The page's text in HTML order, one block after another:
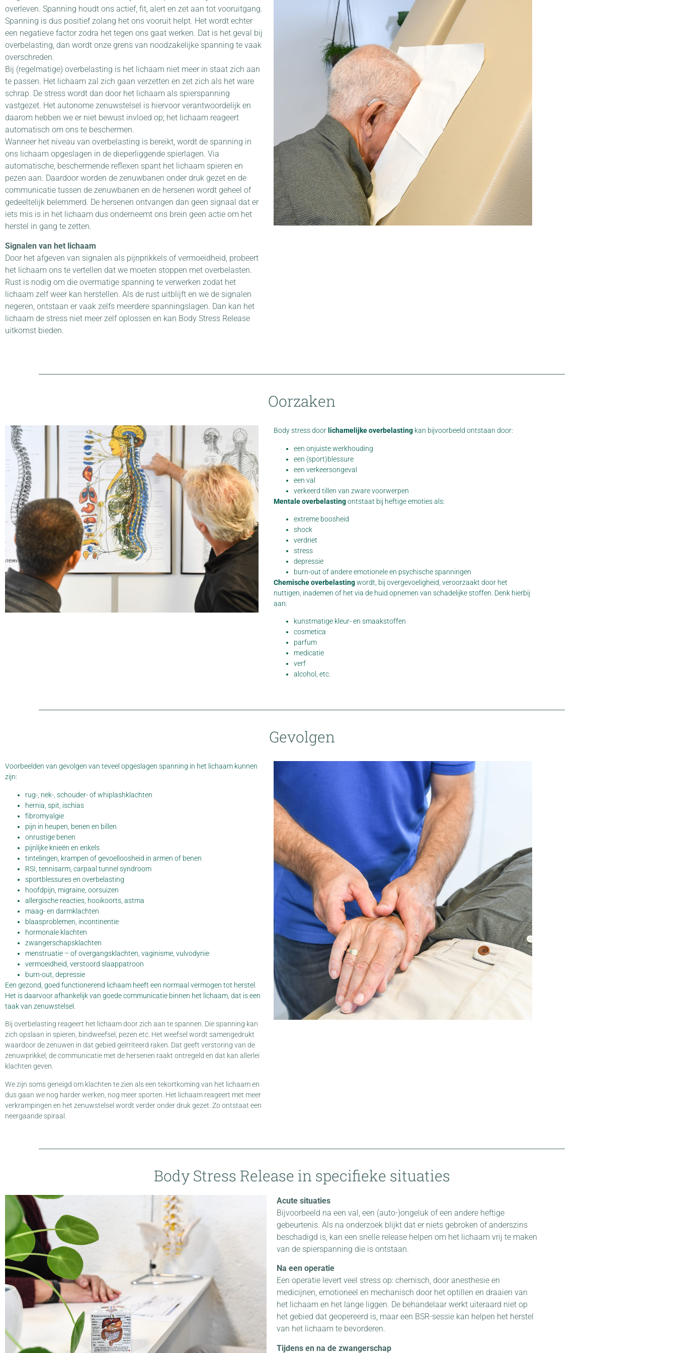
overleven. Spanning houdt ons actief, fit, alert en zet aan tot vooruitgang.
Spanning is dus positief zolang het ons vooruit helpt. Het wordt echter
een negatieve factor zodra het tegen ons gaat werken. Dat is het geval bij
overbelasting, dan wordt onze grens van noodzakelijke spanning te vaak
overschreden.
Bij (regelmatige) overbelasting is het lichaam niet meer in staat zich aan
te passen. Het lichaam zal zich gaan verzetten en zet zich als het ware
schrap. De stress wordt dan door het lichaam als spierspanning
vastgezet. Het autonome zenuwstelsel is hiervoor verantwoordelijk en
daarom hebben we er niet bewust invloed op; het lichaam reageert
automatisch om ons te beschermen.
Wanneer het niveau van overbelasting is bereikt, wordt de spanning in
ons lichaam opgeslagen in de dieperliggende spierlagen. Via
automatische, beschermende reflexen spant het lichaam spieren en
pezen aan. Daardoor worden de zenuwbanen onder druk gezet en de
communicatie tussen de zenuwbanen en de hersenen wordt geheel of
gedeeltelijk belemmerd. De hersenen ontvangen dan geen signaal dat er
iets mis is in het lichaam dus onderneemt ons brein geen actie om het
herstel in gang te zetten.
Signalen van het lichaam
Door het afgeven van signalen als pijnprikkels of vermoeidheid, probeert
het lichaam ons te vertellen dat we moeten stoppen met overbelasten.
Rust is nodig om die overmatige spanning te verwerken zodat het
lichaam zelf weer kan herstellen. Als de rust uitblijft en we de signalen
negeren, ontstaan er vaak zelfs meerdere spanningslagen. Dan kan het
lichaam de stress niet meer zelf oplossen en kan Body Stress Release
uitkomst bieden.
Oorzaken
Body stress door lichamelijke overbelasting kan bijvoorbeeld ontstaan door:
een onjuiste werkhouding
een (sport)blessure
een verkeersongeval
een val
verkeerd tillen van zware voorwerpen
Mentale overbelastingontstaat bij heftige emoties als:
extreme boosheid
shock
verdriet
stress
depressie
burn-out of andere emotionele en psychische spanningen
Chemische overbelastingwordt, bij overgevoeligheid, veroorzaakt door het
nuttigen, inademen of het via de huid opnemen van schadelijke stoffen. Denk hierbij
aan:
kunstmatige kleur- en smaakstoffen
cosmetica
parfum
medicatie
verf
alcohol, etc.
Gevolgen
Voorbeelden van gevolgen van teveel opgeslagen spanning in het lichaam kunnen
zijn:
rug-, nek-, schouder- of whiplashklachten
hernia, spit, ischias
fibromyalgie
pijn in heupen, benen en billen
onrustige benen
pijnlijke knieën en enkels
tintelingen, krampen of gevoelloosheid in armen of benen
RSI, tennisarm, carpaal tunnel syndroom
sportblessures en overbelasting
hoofdpijn, migraine, oorsuizen
allergische reacties, hooikoorts, astma
maag- en darmklachten
blaasproblemen, incontinentie
hormonale klachten
zwangerschapsklachten
menstruatie – of overgangsklachten, vaginisme, vulvodynie
vermoeidheid, verstoord slaappatroon
burn-out, depressie
Een gezond, goed functionerend lichaam heeft een normaal vermogen tot herstel.
Het is daarvoor afhankelijk van goede communicatie binnen het lichaam, dat is een
taak van zenuwstelsel.
Bij overbelasting reageert het lichaam door zich aan te spannen. Die spanning kan
zich opslaan in spieren, bindweefsel, pezen etc. Het weefsel wordt samengedrukt
waardoor de zenuwen in dat gebied geïrriteerd raken. Dat geeft verstoring van de
zenuwprikkel; de communicatie met de hersenen raakt ontregeld en dat kan allerlei
klachten geven.
We zijn soms geneigd om klachten te zien als een tekortkoming van het lichaam en
dus gaan we nog harder werken, nog meer sporten. Het lichaam reageert met meer
verkrampingen en het zenuwstelsel wordt verder onder druk gezet. Zo ontstaat een
neergaande spiraal.
Body Stress Release in specifieke situaties
Acute situaties
Bijvoorbeeld na een val, een (auto-)ongeluk of een andere heftige
gebeurtenis. Als na onderzoek blijkt dat er niets gebroken of anderszins
beschadigd is, kan een snelle release helpen om het lichaam vrij te maken
van de spierspanning die is ontstaan.
Na een operatie
Een operatie levert veel stress op: chemisch, door anesthesie en
medicijnen, emotioneel en mechanisch door het optillen en draaien van
het lichaam en het lange liggen. De behandelaar werkt uiteraard niet op
het gebied dat geopereerd is, maar een BSR-sessie kan helpen het herstel
van het lichaam te bevorderen.
Tijdens en na de zwangerschap